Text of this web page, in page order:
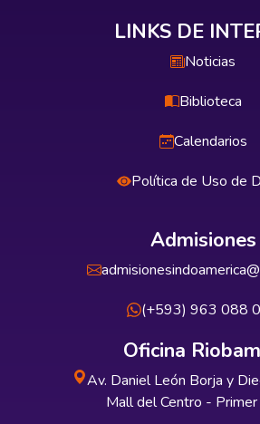
LINKS DE
Noticias
Biblioteca
Calendarios
Política de Uso de
Admisiones
(+593) 963 088
Oficina
Av. Daniel León Borja y
Mall del Centro -